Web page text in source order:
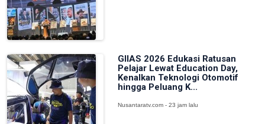
GIIAS 2026 Edukasi Ratusan
Pelajar Lewat Education Day,
Kenalkan Teknologi Otomotif
hingga Peluang K...
Nusantaratv.com - 23 jam lalu